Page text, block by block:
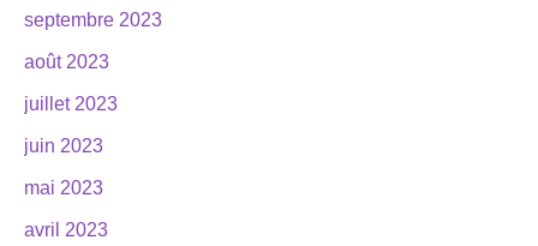
septembre 2023
août 2023
juillet 2023
juin 2023
mai 2023
avril 2023